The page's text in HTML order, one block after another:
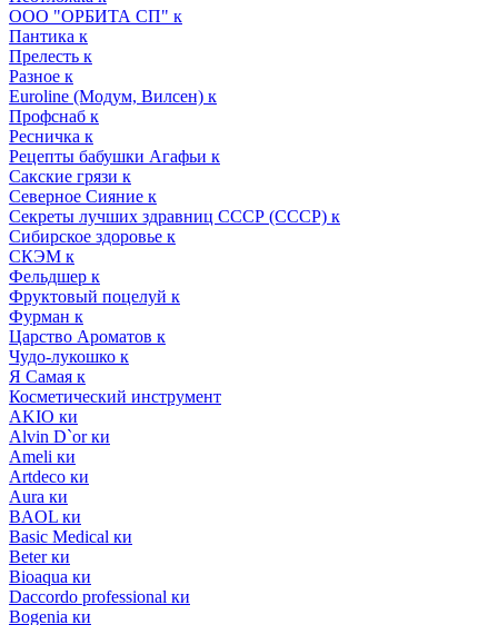
ООО "ОРБИТА СП" к
Пантика к
Прелесть к
Разное к
Euroline (Модум, Вилсен) к
Профснаб к
Ресничка к
Рецепты бабушки Агафьи к
Сакские грязи к
Северное Сияние к
Секреты лучших здравниц СССР (СССР) к
Сибирское здоровье к
СКЭМ к
Фельдшер к
Фруктовый поцелуй к
Фурман к
Царство Ароматов к
Чудо-лукошко к
Я Самая к
Косметический инструмент
AKIO ки
Alvin D`or ки
Ameli ки
Artdeco ки
Aura ки
BAOL ки
Basic Medical ки
Beter ки
Bioaqua ки
Daccordo professional ки
Bogenia ки